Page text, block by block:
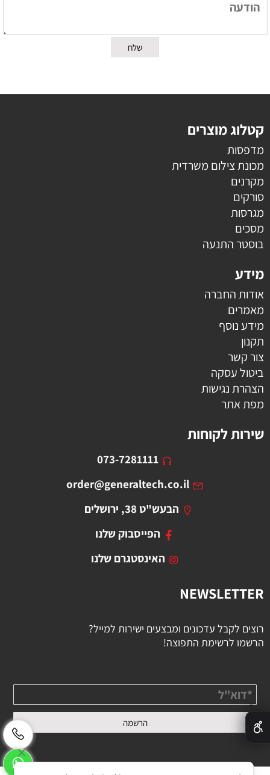
קטלוג מוצרים
מדפסות
מכונת צילום משרדית
מקרנים
סורקים
מגרסות
מסכים
בוסטר התנעה
מידע
אודות החברה
מאמרים
מידע נוסף
תקנון
צור קשר
ביטול עסקה
הצהרת נגישות
מפת אתר
שירות לקוחות
073-7281111
order@generaltech.co.il
הבעש"ט 38, ירושלים
הפייסבוק שלנו
האינסטגרם שלנו
NEWSLETTER
רוצים לקבל עדכונים ומבצעים ישירות למייל?
הרשמו לרשימת התפוצה!
✕